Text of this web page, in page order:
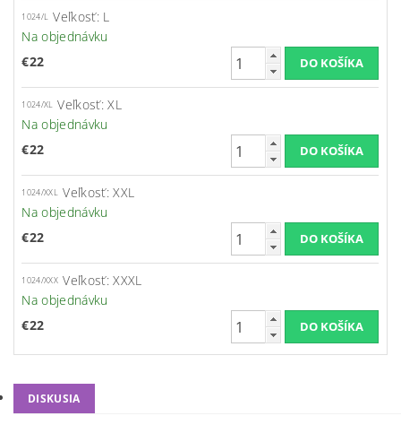
1024/L Veľkosť: L
Na objednávku
€22
1024/XL Veľkosť: XL
Na objednávku
€22
1024/XXL Veľkosť: XXL
Na objednávku
€22
1024/XXX Veľkosť: XXXL
Na objednávku
€22
DISKUSIA